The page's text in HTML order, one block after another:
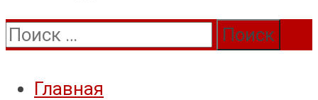
Поиск:
Главная